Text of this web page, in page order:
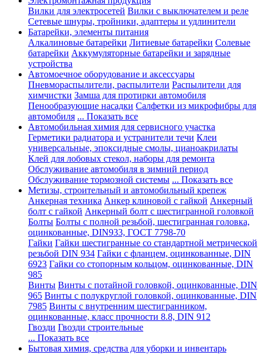
Вилки для электросетей Вилки с выключателем и реле
Сетевые шнуры, тройники, адаптеры и удлинители
Батарейки, элементы питания
Алкалиновые батарейки Литиевые батарейки Солевые
батарейки Аккумуляторные батарейки и зарядные
устройства
Автомоечное оборудование и аксессуары
Пневмораспылители, распылители Распылители для
химчистки Замша для протирки автомобиля
Пенообразующие насадки Салфетки из микрофибры для
автомобиля ... Показать все
Автомобильная химия для сервисного участка
Герметики радиатора и устранители течи Клеи
универсальные, эпоксидные смолы, цианоакрилаты
Клей для лобовых стекол, наборы для ремонта
Обслуживание автомобиля в зимний период
Обслуживание тормозной системы ... Показать все
Метизы, строительный и автомобильный крепеж
Анкерная техника Анкер клиновой с гайкой Анкерный
болт с гайкой Анкерный болт с шестигранной головкой
Болты Болты с полной резьбой, шестигранная головка,
оцинкованные, DIN933, ГОСТ 7798-70
Гайки Гайки шестигранные со стандартной метрической
резьбой DIN 934 Гайки с фланцем, оцинкованные, DIN
6923 Гайки со стопорным кольцом, оцинкованные, DIN
985
Винты Винты с потайной головкой, оцинкованные, DIN
965 Винты с полукруглой головкой, оцинкованные, DIN
7985 Винты с внутренним шестигранником,
оцинкованные, класс прочности 8.8, DIN 912
Гвозди Гвозди строительные
... Показать все
Бытовая химия, средства для уборки и инвентарь